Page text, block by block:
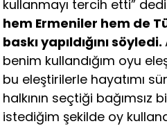
kullanmayı tercih etti”
hem Ermeniler hem de
baskı yapıldığını söyledi.
benim kullandığım oyu
bu eleştirilerle hayatımı
halkının seçtiği bağımsız
istediğim şekilde oy